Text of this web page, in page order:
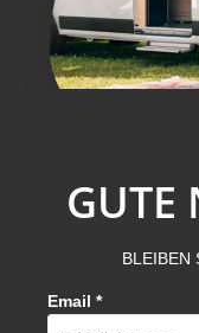
GUTE
BLEIBEN
Email *